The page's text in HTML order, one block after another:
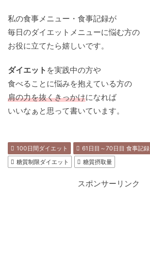
私の食事メニュー・食事記録が
毎日のダイエットメニューに悩む方の
お役に立てたら嬉しいです。
ダイエット を実践中の方や
食べることに悩みを抱えている方の
肩の力を抜くきっかけになれば
いいなぁと思って書いています。
100日間ダイエット
61日目～70日目 食事記録
糖質制限ダイエット
糖質摂取量
スポンサーリンク